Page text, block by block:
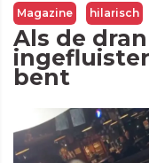
Magazine hilarisch
Als de
bent